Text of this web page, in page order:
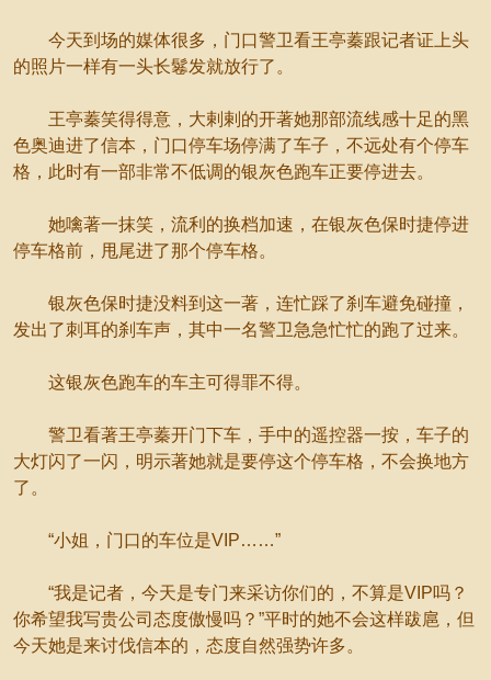
今天到场的媒体很多，门口警卫看王亭蓁跟记者证上头
的照片一样有一头长鬈发就放行了。
王亭蓁笑得得意，大剌剌的开著她那部流线感十足的黑
色奥迪进了信本，门口停车场停满了车子，不远处有个停车
格，此时有一部非常不低调的银灰色跑车正要停进去。
她噙著一抹笑，流利的换档加速，在银灰色保时捷停进
停车格前，甩尾进了那个停车格。
银灰色保时捷没料到这一著，连忙踩了刹车避免碰撞，
发出了刺耳的刹车声，其中一名警卫急急忙忙的跑了过来。
这银灰色跑车的车主可得罪不得。
警卫看著王亭蓁开门下车，手中的遥控器一按，车子的
大灯闪了一闪，明示著她就是要停这个停车格，不会换地方
了。
“小姐，门口的车位是VIP……”
“我是记者，今天是专门来采访你们的，不算是VIP吗？
你希望我写贵公司态度傲慢吗？”平时的她不会这样跋扈，但
今天她是来讨伐信本的，态度自然强势许多。